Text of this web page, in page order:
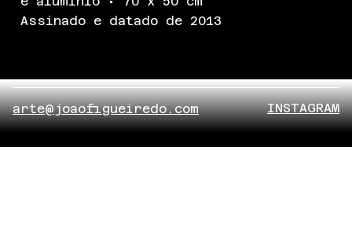
Assinado e datado de 2013
INSTAGRAM
arte@joaofigueiredo.com